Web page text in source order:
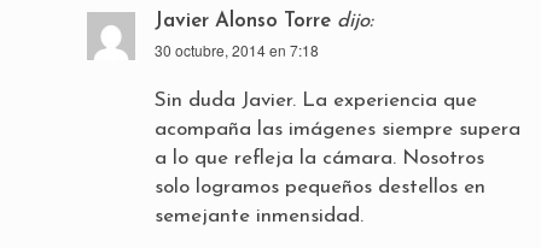
Javier Alonso Torre dijo:
30 octubre, 2014 en 7:18
Sin duda Javier. La experiencia que
acompaña las imágenes siempre supera
a lo que refleja la cámara. Nosotros
solo logramos pequeños destellos en
semejante inmensidad.